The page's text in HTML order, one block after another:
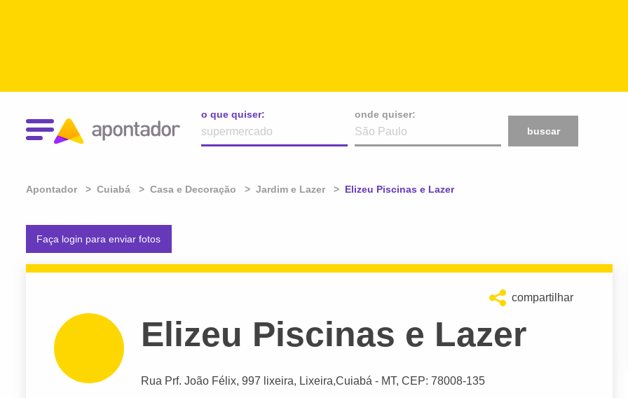
o que quiser:
onde quiser:
buscar
Apontador Cuiabá Casa e Decoração Jardim e Lazer Atual:
Elizeu Piscinas e Lazer
Faça login para enviar fotos
compartilhar
Elizeu Piscinas e Lazer
Rua Prf. João Félix, 997 lixeira, Lixeira,Cuiabá - MT, CEP: 78008-135